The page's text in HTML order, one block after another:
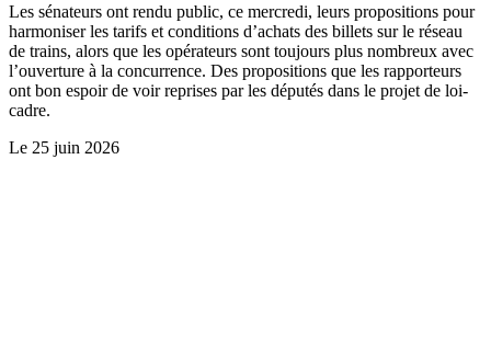
Les sénateurs ont rendu public, ce mercredi, leurs propositions pour
harmoniser les tarifs et conditions d’achats des billets sur le réseau
de trains, alors que les opérateurs sont toujours plus nombreux avec
l’ouverture à la concurrence. Des propositions que les rapporteurs
ont bon espoir de voir reprises par les députés dans le projet de loi-
cadre.
Le 25 juin 2026